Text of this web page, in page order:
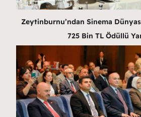
Zeytinburnu’ndan Sinema
725 Bin TL Ödüllü